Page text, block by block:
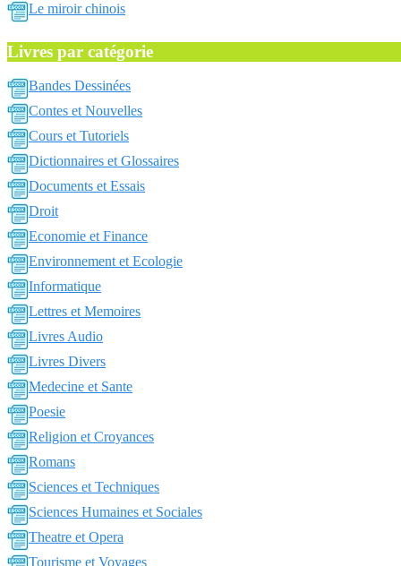
Le miroir chinois
Livres par catégorie
Bandes Dessinées
Contes et Nouvelles
Cours et Tutoriels
Dictionnaires et Glossaires
Documents et Essais
Droit
Economie et Finance
Environnement et Ecologie
Informatique
Lettres et Memoires
Livres Audio
Livres Divers
Medecine et Sante
Poesie
Religion et Croyances
Romans
Sciences et Techniques
Sciences Humaines et Sociales
Theatre et Opera
Tourisme et Voyages